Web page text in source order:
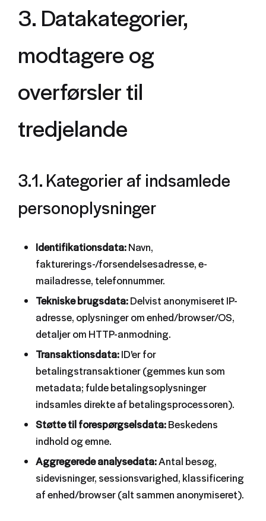
3. Datakategorier,
modtagere og
overførsler til
tredjelande
3.1. Kategorier af indsamlede
personoplysninger
Identifikationsdata:Navn,
fakturerings-/forsendelsesadresse, e-
mailadresse, telefonnummer.
Tekniske brugsdata:Delvist anonymiseret IP-
adresse, oplysninger om enhed/browser/OS,
detaljer om HTTP-anmodning.
Transaktionsdata:ID'er for
betalingstransaktioner (gemmes kun som
metadata; fulde betalingsoplysninger
indsamles direkte af betalingsprocessoren).
Støtte til forespørgselsdata:Beskedens
indhold og emne.
Aggregerede analysedata:Antal besøg,
sidevisninger, sessionsvarighed, klassificering
af enhed/browser (alt sammen anonymiseret).